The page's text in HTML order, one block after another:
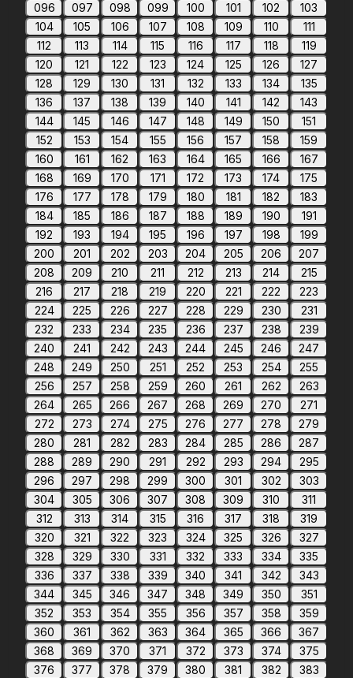
096
097 098 099 100 101 102
103
104
105 106 107 108 109 110
111
112
113 114 115 116 117 118
119
120
121 122 123 124 125 126
127
128
129 130 131 132 133 134
135
136
137 138 139 140 141 142
143
144
145 146 147 148 149 150
151
152
153 154 155 156 157 158
159
160
161 162 163 164 165 166
167
168
169 170 171 172 173 174
175
176
177 178 179 180 181 182
183
184
185 186 187 188 189 190
191
192
193 194 195 196 197 198
199
200
201 202 203 204 205 206
207
208
209 210 211 212 213 214
215
216
217 218 219 220 221 222
223
224
225 226 227 228 229 230
231
232
233 234 235 236 237 238
239
240
241 242 243 244 245 246
247
248
249 250 251 252 253 254
255
256
257 258 259 260 261 262
263
264
265 266 267 268 269 270
271
272
273 274 275 276 277 278
279
280
281 282 283 284 285 286
287
288
289 290 291 292 293 294
295
296
297 298 299 300 301 302
303
304
305 306 307 308 309 310
311
312
313 314 315 316 317 318
319
320
321 322 323 324 325 326
327
328
329 330 331 332 333 334
335
336
337 338 339 340 341 342
343
344
345 346 347 348 349 350
351
352
353 354 355 356 357 358
359
360
361 362 363 364 365 366
367
368
369 370 371 372 373 374
375
376
377 378 379 380 381 382
383